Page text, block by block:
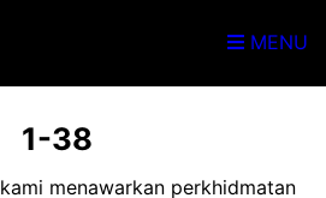
MENU
1-38
kami menawarkan perkhidmatan